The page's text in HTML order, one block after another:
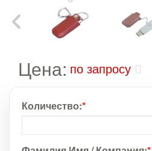
Цена: по запросу
Количество:*